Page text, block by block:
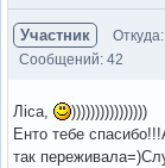
Участник
Сообщений: 42
Лiса,
))))))))))))))))
Енто тебе
так